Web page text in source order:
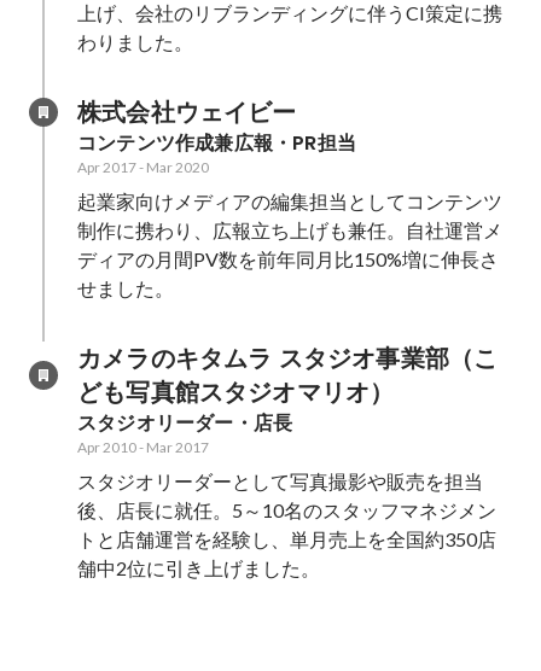
上げ、会社のリブランディングに伴うCI策定に携
わりました。
株式会社ウェイビー
コンテンツ作成兼広報・PR担当
Apr 2017- Mar 2020
起業家向けメディアの編集担当としてコンテンツ
制作に携わり、広報立ち上げも兼任。自社運営メ
ディアの月間PV数を前年同月比150%増に伸長さ
せました。
カメラのキタムラ スタジオ事業部（こ
ども写真館スタジオマリオ）
スタジオリーダー・店長
Apr 2010- Mar 2017
スタジオリーダーとして写真撮影や販売を担当
後、店長に就任。5～10名のスタッフマネジメン
トと店舗運営を経験し、単月売上を全国約350店
舗中2位に引き上げました。